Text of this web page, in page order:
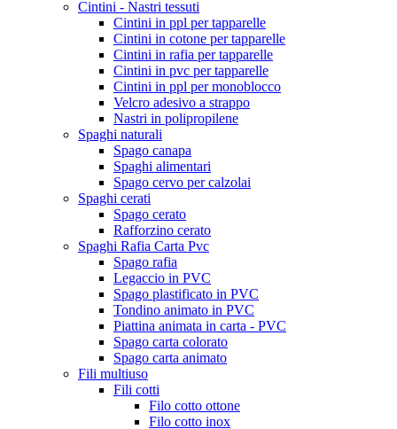
Cintini - Nastri tessuti
Cintini in ppl per tapparelle
Cintini in cotone per tapparelle
Cintini in rafia per tapparelle
Cintini in pvc per tapparelle
Cintini in ppl per monoblocco
Velcro adesivo a strappo
Nastri in polipropilene
Spaghi naturali
Spago canapa
Spaghi alimentari
Spago cervo per calzolai
Spaghi cerati
Spago cerato
Rafforzino cerato
Spaghi Rafia Carta Pvc
Spago rafia
Legaccio in PVC
Spago plastificato in PVC
Tondino animato in PVC
Piattina animata in carta - PVC
Spago carta colorato
Spago carta animato
Fili multiuso
Fili cotti
Filo cotto ottone
Filo cotto inox